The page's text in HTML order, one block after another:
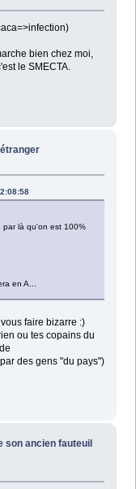
bien chez moi,
le SMECTA.
par là qu'on est 100%
en A...
faire bizarre :)
ou tes copains du
des gens "du pays")
son ancien fauteuil